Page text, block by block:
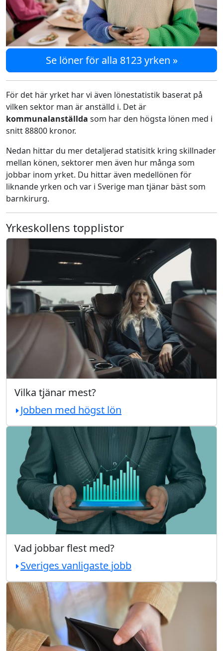
Se löner för alla 8123 yrken »
För det här yrket har vi även lönestatistik baserat på
vilken sektor man är anställd i. Det är
kommunalanställda som har den högsta lönen med i
snitt 88800 kronor.
Nedan hittar du mer detaljerad statisitk kring skillnader
mellan könen, sektorer men även hur många som
jobbar inom yrket. Du hittar även medellönen för
liknande yrken och var i Sverige man tjänar bäst som
barnkirurg.
Yrkeskollens topplistor
Vilka tjänar mest?
Jobben med högst lön
Vad jobbar flest med?
Sveriges vanligaste jobb